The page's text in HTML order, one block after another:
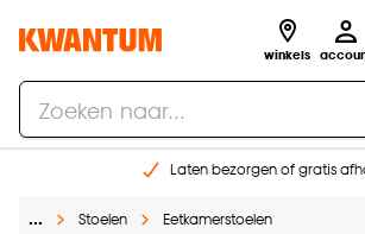
winkels
Laten bezorgen of gratis
Gratis raam advies en opmeten
… Stoelen Eetkamerstoelen